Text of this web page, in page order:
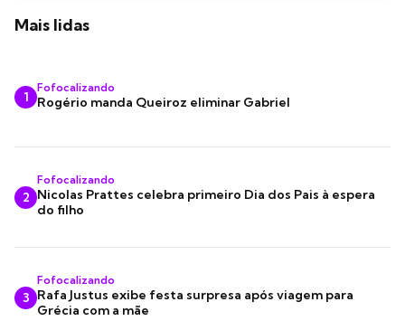
Mais lidas
1
Fofocalizando
Rogério manda Queiroz eliminar Gabriel
2
Fofocalizando
Nicolas Prattes celebra primeiro Dia dos Pais à espera
do filho
3
Fofocalizando
Rafa Justus exibe festa surpresa após viagem para
Grécia com a mãe